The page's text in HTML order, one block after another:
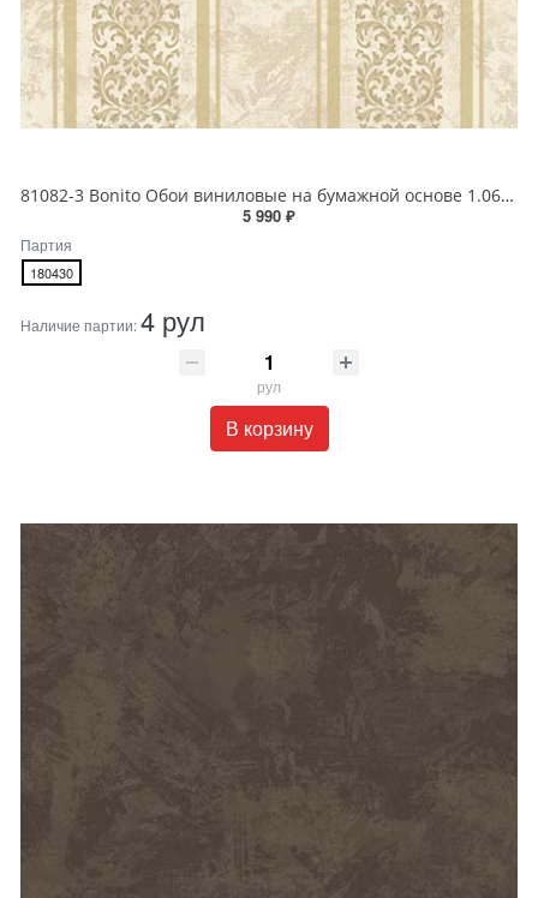
81082-3 Bonito Обои виниловые на бумажной основе 1.06*15.5
5 990 ₽
Партия
180430
Наличие партии:4 рул
рул
В корзину